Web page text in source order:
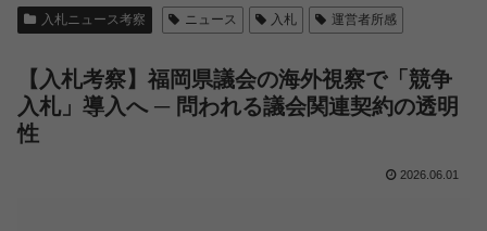
入札ニュース考察 ニュース 入札 運営者所感
【入札考察】福岡県議会の海外視察で「競争
入札」導入へ ─ 問われる議会関連契約の透明
性
2026.06.01